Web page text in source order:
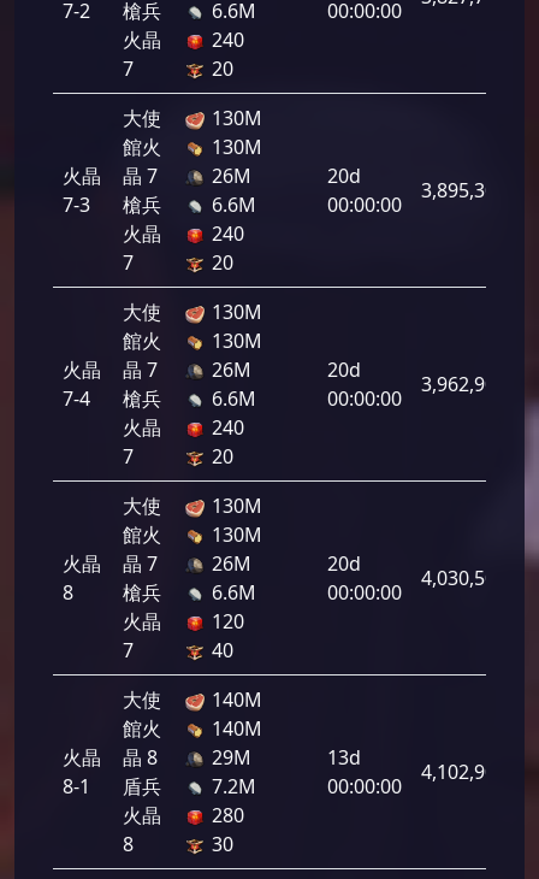
7-2
槍兵
火晶
7
6.6M
240
20
00:00:00
火晶
7-3
大使
館火
晶 7
槍兵
火晶
7
130M
130M
26M
6.6M
240
20
20d
00:00:00
3,895,300
火晶
7-4
大使
館火
晶 7
槍兵
火晶
7
130M
130M
26M
6.6M
240
20
20d
00:00:00
3,962,900
火晶
8
大使
館火
晶 7
槍兵
火晶
7
130M
130M
26M
6.6M
120
40
20d
00:00:00
4,030,500
火晶
8-1
大使
館火
晶 8
盾兵
火晶
8
140M
140M
29M
7.2M
280
30
13d
00:00:00
4,102,900